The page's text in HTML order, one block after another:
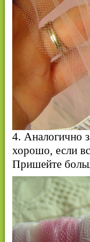
4. Аналогично
хорошо, если
Пришейте